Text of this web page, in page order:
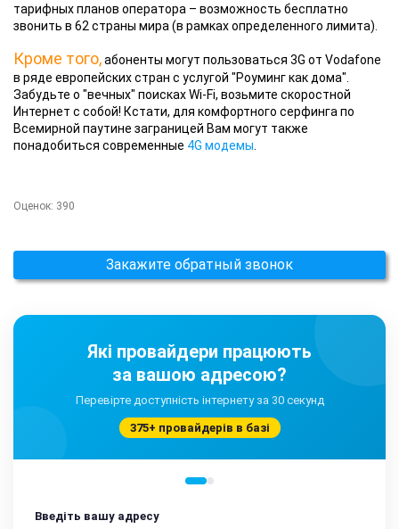
тарифных планов оператора – возможность бесплатно
звонить в 62 страны мира (в рамках определенного лимита).
Кроме того,абоненты могут пользоваться 3G от Vodafone
в ряде европейских стран с услугой "Роуминг как дома".
Забудьте о "вечных" поисках Wi-Fi, возьмите скоростной
Интернет с собой! Кстати, для комфортного серфинга по
Всемирной паутине заграницей Вам могут также
понадобиться современные 4G модемы
Оценок: 390
Закажите обратный звонок
Які провайдери працюють
за вашою адресою?
Перевірте доступність інтернету за 30 секунд
375+ провайдерів в базі
Введіть вашу адресу